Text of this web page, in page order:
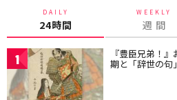
DAILY
24時間
WEEKLY
週 間
1 『豊臣兄弟！
期と「辞世の